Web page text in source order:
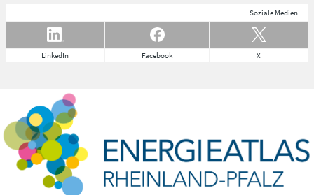
Soziale Medien
LinkedIn Facebook X